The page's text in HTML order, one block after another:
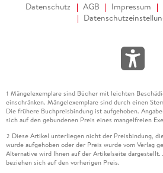
Datenschutz AGB Impressum
1 Mängelexemplare sind Bücher mit leichten
einschränken. Mängelexemplare sind durch einen
Die frühere Buchpreisbindung ist aufgehoben.
sich auf den gebundenen Preis eines mangelfreien
2 Diese Artikel unterliegen nicht der Preisbindung,
wurde aufgehoben oder der Preis wurde vom Verlag
Alternative wird Ihnen auf der Artikelseite dargestellt.
beziehen sich auf den vorherigen Preis.